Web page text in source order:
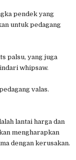
pendek yang
untuk pedagang
palsu, yang juga
whipsaw.
valas.
lantai harga dan
mengharapkan
dengan kerusakan.